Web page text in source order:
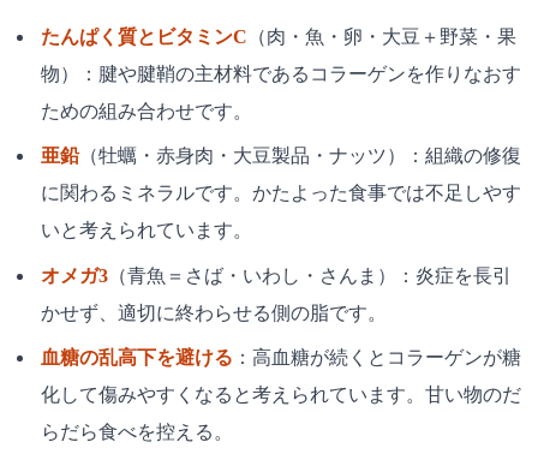
たんぱく質とビタミンC （肉・魚・卵・大豆＋野菜・果
物）：腱や腱鞘の主材料であるコラーゲンを作りなおす
ための組み合わせです。
亜鉛（牡蠣・赤身肉・大豆製品・ナッツ）：組織の修復
に関わるミネラルです。かたよった食事では不足しやす
いと考えられています。
オメガ3（青魚＝さば・いわし・さんま）：炎症を長引
かせず、適切に終わらせる側の脂です。
血糖の乱高下を避ける ：高血糖が続くとコラーゲンが糖
化して傷みやすくなると考えられています。甘い物のだ
らだら食べを控える。